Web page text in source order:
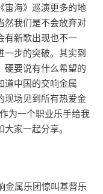
宙海》巡演更多的地
然我们是不会放弃对
有新歌出现也不一
一步的突破。其实到
硬要说有什么希望的
道中国的交响金属
现场见到所有热爱金
为一个职业乐手给我
家一起分享。